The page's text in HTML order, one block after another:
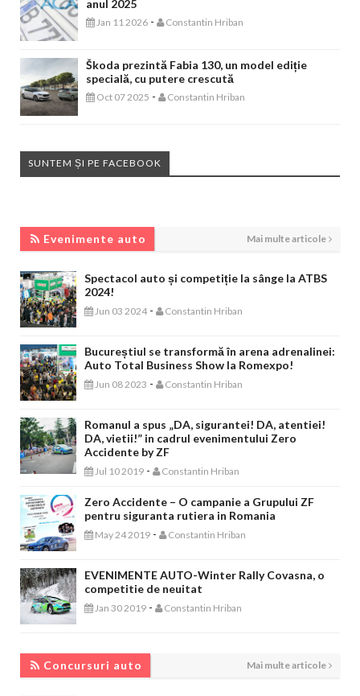
anul 2025
Jan 11 2026 - Constantin Hriban
Škoda prezintă Fabia 130, un model ediție
specială, cu putere crescută
Oct 07 2025 - Constantin Hriban
SUNTEM ȘI PE FACEBOOK
Evenimente auto Mai multe articole
Spectacol auto și competiție la sânge la ATBS
2024!
Jun 03 2024 - Constantin Hriban
Bucureștiul se transformă în arena adrenalinei:
Auto Total Business Show la Romexpo!
Jun 08 2023 - Constantin Hriban
Romanul a spus „DA, sigurantei! DA, atentiei!
DA, vietii!” in cadrul evenimentului Zero
Accidente by ZF
Jul 10 2019 - Constantin Hriban
Zero Accidente – O campanie a Grupului ZF
pentru siguranta rutiera in Romania
May 24 2019 - Constantin Hriban
EVENIMENTE AUTO-Winter Rally Covasna, o
competitie de neuitat
Jan 30 2019 - Constantin Hriban
Concursuri auto Mai multe articole